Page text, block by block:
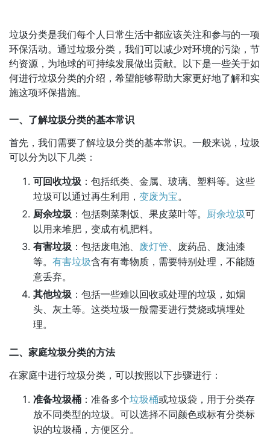
垃圾分类是我们每个人日常生活中都应该关注和参与的一项
环保活动。通过垃圾分类，我们可以减少对环境的污染，节
约资源，为地球的可持续发展做出贡献。以下是一些关于如
何进行垃圾分类的介绍，希望能够帮助大家更好地了解和实
施这项环保措施。
一、了解垃圾分类的基本常识
首先，我们需要了解垃圾分类的基本常识。一般来说，垃圾
可以分为以下几类：
可回收垃圾 ：包括纸类、金属、玻璃、塑料等。这些
垃圾可以通过再生利用， 变废为宝。
厨余垃圾 ：包括剩菜剩饭、果皮菜叶等。 厨余垃圾可
以用来堆肥，变成有机肥料。
有害垃圾 ：包括废电池、 废灯管、废药品、废油漆
等。 有害垃圾含有有毒物质，需要特别处理，不能随
意丢弃。
其他垃圾 ：包括一些难以回收或处理的垃圾，如烟
头、灰土等。这类垃圾一般需要进行焚烧或填埋处
理。
二、家庭垃圾分类的方法
在家庭中进行垃圾分类，可以按照以下步骤进行：
准备垃圾桶 ：准备多个垃圾桶或垃圾袋，用于分类存
放不同类型的垃圾。可以选择不同颜色或标有分类标
识的垃圾桶，方便区分。